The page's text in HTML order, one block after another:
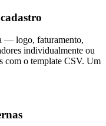
— logo, faturamento,
individualmente ou
com o template CSV. Um